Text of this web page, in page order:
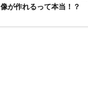
像が作れるって本当！？